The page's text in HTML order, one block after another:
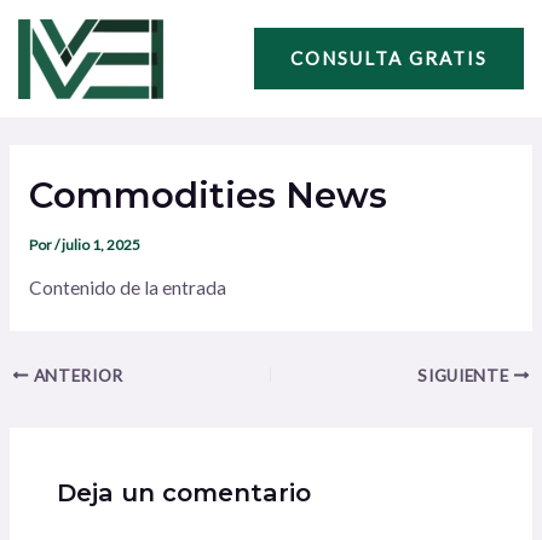
contenido
CONSULTA GRATIS
Commodities News
Por/julio 1, 2025
Contenido de la entrada
entradas
ANTERIOR SIGUIENTE
Deja un comentario